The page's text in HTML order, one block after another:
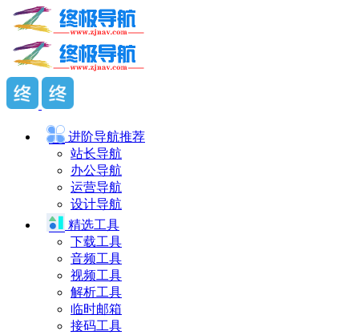
进阶导航推荐
站长导航
办公导航
运营导航
设计导航
精选工具
下载工具
音频工具
视频工具
解析工具
临时邮箱
接码工具